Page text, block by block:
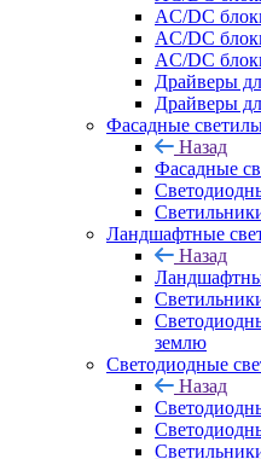
AC/DC
AC/DC
AC/DC
Драйверы
Драйверы
Фасадные
Назад
Фасадные
Ландшафтные
Назад
землю
Светодиодные
Назад